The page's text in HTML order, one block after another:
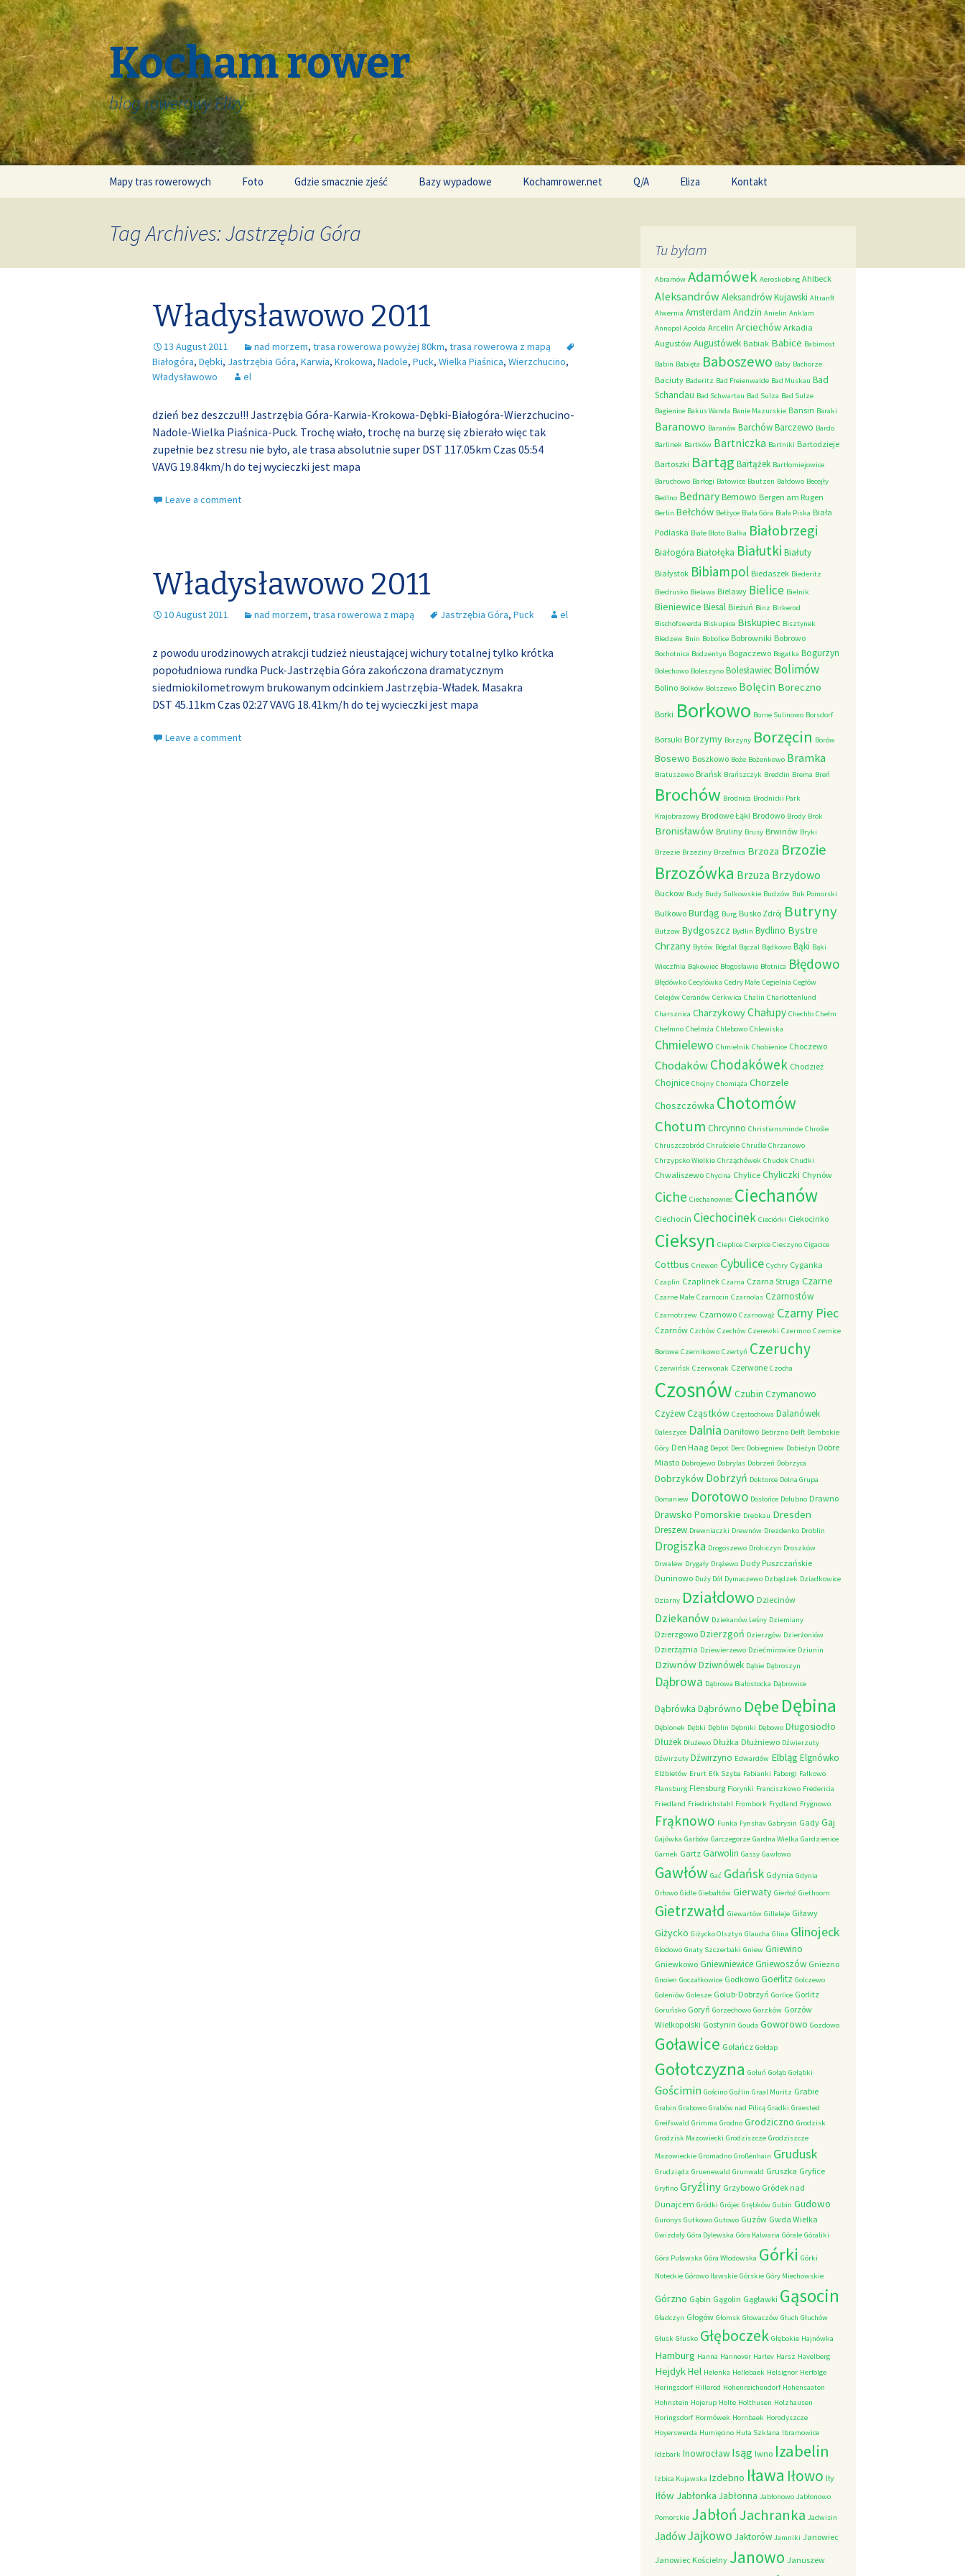
Kocham rower
blog rowerowy Elizy
Mapy tras rowerowych Foto Gdzie smacznie zjeść Bazy wypadowe Kochamrower.net Q/A Eliza Kontakt
Tag Archives: Jastrzębia Góra
Władysławowo 2011
13 August 2011 nad morzem, trasa rowerowa powyżej 80km, trasa rowerowa z mapą
Białogóra, Dębki, Jastrzębia Góra, Karwia, Krokowa, Nadole, Puck, Wielka Piaśnica, Wierzchucino,
Władysławowo
el
dzień bez deszczu!!! Jastrzębia Góra-Karwia-Krokowa-Dębki-Białogóra-Wierzchucino-
Nadole-Wielka Piaśnica-Puck. Trochę wiało, trochę na burzę się zbierało więc tak
zupełnie bez stresu nie było, ale trasa absolutnie super DST 117.05km Czas 05:54
VAVG 19.84km/h do tej wycieczki jest mapa
Leave a comment
Władysławowo 2011
10 August 2011 nad morzem, trasa rowerowa z mapą Jastrzębia Góra, Puck el
z powodu urodzinowych atrakcji tudzież nieustającej wichury totalnej tylko krótka
popołudniowa rundka Puck-Jastrzębia Góra zakończona dramatycznym
siedmiokilometrowym brukowanym odcinkiem Jastrzębia-Władek. Masakra
DST 45.11km Czas 02:27 VAVG 18.41km/h do tej wycieczki jest mapa
Leave a comment
Tu byłam
Abramów Adamówek Aeroskobing Ahlbeck
AleksandrówAleksandrów Kujawski Altranft
Alwernia Amsterdam Andzin Anielin Anklam
Annopol Apolda Arcelin Arciechów Arkadia
Augustów Augustówek Babiak Babice Babimost
Babin Babięta Baboszewo Baby Bachorze
Baciuty Baderitz Bad Freienwalde Bad Muskau Bad
Schandau Bad Schwartau Bad Sulza Bad Sulze
Bagienice Bakus Wanda Banie Mazurskie Bansin Baraki
Baranowo Baranów BarchówBarczewo Bardo
Barlinek Bartków Bartniczka Bartniki Bartodzieje
Bartoszki Bartąg Bartążek Bartłomiejowice
Baruchowo Barłogi Batowice Bautzen Bałdowo Becejły
Bedlno BednaryBemowo Bergen am Rugen
Berlin Bełchów Bełżyce Biała Góra Biała Piska Biała
Podlaska Białe Błoto Białka Białobrzegi
Białogóra Białołęka Białutki Białuty
Białystok Bibiampol Biedaszek Biederitz
Biedrusko Bielawa Bielawy Bielice Bielnik
Bieniewice Biesal Bieżuń Binz Birkerod
Bischofswerda Biskupice Biskupiec Bisztynek
Bledzew Bnin Bobolice Bobrowniki Bobrowo
Bochotnica Bodzentyn Bogaczewo Bogatka Bogurzyn
Bolechowo Boleszyno Bolesławiec Bolimów
Bolino Bolków Bolszewo Bolęcin Boreczno
Borki Borkowo Borne Sulinowo Borsdorf
Borsuki Borzymy Borzyny Borzęcin Borów
Bosewo Boszkowo Boże Bożenkowo Bramka
Bratuszewo Brańsk Brańszczyk Breddin Brema Breń
Brochów Brodnica Brodnicki Park
Krajobrazowy Brodowe Łąki Brodowo Brody Brok
Bronisławów Bruliny Brusy Brwinów Bryki
Brzezie Brzeziny Brzeźnica Brzoza Brzozie
Brzozówka Brzuza Brzydowo
Buckow Budy Budy Sulkowskie Budzów Buk Pomorski
Bulkowo Burdąg Burg Busko Zdrój Butryny
Butzow Bydgoszcz Bydlin Bydlino Bystre
Chrzany Bytów Bógdał Bączal Bądkowo Bąki Bąki
Wieczfnia Bąkowiec Błogosławie Błotnica Błędowo
Błędówko Cecylówka Cedry Małe Cegielnia Cegłów
Celejów Ceranów Cerkwica Chalin Charlottenlund
Charsznica CharzykowyChałupy Chechło Chełm
Chełmno Chełmża Chlebowo Chlewiska
Chmielewo Chmielnik Chobienice Choczewo
ChodakówChodakówek Chodzież
Chojnice Chojny Chomiąża Chorzele
Choszczówka Chotomów
Chotum Chrcynno Christiansminde Chrośle
Chruszczobród Chruściele Chruśle Chrzanowo
Chrzypsko Wielkie Chrząchówek Chudek Chudki
Chwaliszewo Chycina Chylice Chyliczki Chynów
Ciche Ciechanowiec Ciechanów
Ciechocin Ciechocinek Cieciórki Ciekocinko
Cieksyn Cieplice Cierpice Cieszyno Cigacice
Cottbus Criewen Cybulice Cychry Cyganka
Czaplin Czaplinek Czarna Czarna Struga Czarne
Czarne Małe Czarnocin Czarnolas Czarnostów
Czarnotrzew Czarnowo Czarnowąż Czarny Piec
Czarnów Czchów Czechów Czerewki Czermno Czernice
Borowe Czernikowo Czertyń Czeruchy
Czerwińsk Czerwonak Czerwone Czocha
Czosnów Czubin Czymanowo
CzyżewCząstków Częstochowa Dalanówek
Daleszyce Dalnia Daniłowo Debrzno Delft Dembskie
Góry Den Haag Depot Derc Dobiegniew Dobieżyn Dobre
Miasto Dobrojewo Dobrylas Dobrzeń Dobrzyca
Dobrzyków Dobrzyń Doktorce Dolna Grupa
Domaniew Dorotowo Dosłońce Dołubno Drawno
Drawsko Pomorskie Drebkau Dresden
Dreszew Drewniaczki Drewnów Drezdenko Droblin
Drogiszka Drogoszewo Drohiczyn Droszków
Drwalew Drygały Drążewo Dudy Puszczańskie
Duninowo Duży Dół Dymaczewo Dzbądzek Dziadkowice
Dziarny Działdowo Dziecinów
Dziekanów Dziekanów Leśny Dziemiany
Dzierzgowo Dzierzgoń Dzierzgów Dzierżoniów
Dzierżążnia Dziewierzewo Dziećmirowice Dziunin
DziwnówDziwnówek Dąbie Dąbroszyn
Dąbrowa Dąbrowa Białostocka Dąbrowice
Dąbrówka Dąbrówno Dębe Dębina
Dębionek Dębki Dęblin Dębniki Dębowo Długosiodło
Dłużek Dłużewo Dłużka Dłużniewo Dźwierzuty
Dźwirzuty Dźwirzyno Edwardów Elbląg Elgnówko
Elżbietów Erurt Ełk Szyba Fabianki Faborgi Falkowo
Flansburg Flensburg Florynki Franciszkowo Fredericia
Friedland Friedrichstahl Frombork Frydland Frygnowo
Frąknowo Funka Fynshav Gabrysin Gady Gaj
Gajówka Garbów Garczegorze Gardna Wielka Gardzienice
Garnek Gartz Garwolin Gassy Gawłowo
Gawłów Gać Gdańsk Gdynia Gdynia
Orłowo Gidle Giebałtów Gierwaty Gierłoż Giethoorn
Gietrzwałd Giewartów Gilleleje Giławy
Giżycko Giżycko Olsztyn Glaucha Glina Glinojeck
Glodowo Gnaty Szczerbaki Gniew Gniewino
Gniewkowo GniewniewiceGniewoszów Gniezno
Gnoien Goczałkowice Godkowo Goerlitz Golczewo
Goleniów Golesze Golub-Dobrzyń Gorlice Gorlitz
Goruńsko Goryń Gorzechowo Gorzków Gorzów
Wielkopolski Gostynin Gouda Goworowo Gozdowo
Goławice Gołańcz Gołdap
Gołotczyzna Gołuń Gołąb Gołąbki
Gościmin Gościno Goźlin Graal Muritz Grabie
Grabin Grabowo Grabów nad Pilicą Gradki Graested
Greifswald Grimma Grodno Grodziczno Grodzisk
Grodzisk Mazowiecki Grodziszcze Grodziszcze
Mazowieckie Gromadno Großenhain Grudusk
Grudziądz Gruenewald Grunwald Gruszka Gryfice
Gryfino Gryźliny Grzybowo Gródek nad
Dunajcem Gródki Grójec Grębków Gubin Gudowo
Guronys Gutkowo Gutowo Guzów Gwda Wielka
Gwizdały Góra Dylewska Góra Kalwaria Górale Góraliki
Góra Puławska Góra Włodowska Górki Górki
Noteckie Górowo Iławskie Górskie Góry Miechowskie
Górzno Gąbin Gągolin Gągławki Gąsocin
Gładczyn Głogów Głomsk Głowaczów Głuch Głuchów
Głusk Głusko Głęboczek Głębokie Hajnówka
Hamburg Hanna Hannover Harlev Harsz Havelberg
HejdykHel Helenka Hellebaek Helsignor Herfolge
Heringsdorf Hillerod Hohenreichendorf Hohensaaten
Hohnstein Hojerup Holte Holthusen Holzhausen
Horingsdorf Hormówek Hornbaek Horodyszcze
Hoyerswerda Humięcino Huta Szklana Ibramowice
Idzbark Inowrocław Isąg Iwno Izabelin
Izbica Kujawska Izdebno Iława Iłowo Iły
Iłów Jabłonka Jabłonna Jabłonowo Jabłonowo
Pomorskie JabłońJachranka Jadwisin
JadówJajkowo Jaktorów Jamniki Janowiec
Janowiec Kościelny Janowo Januszew